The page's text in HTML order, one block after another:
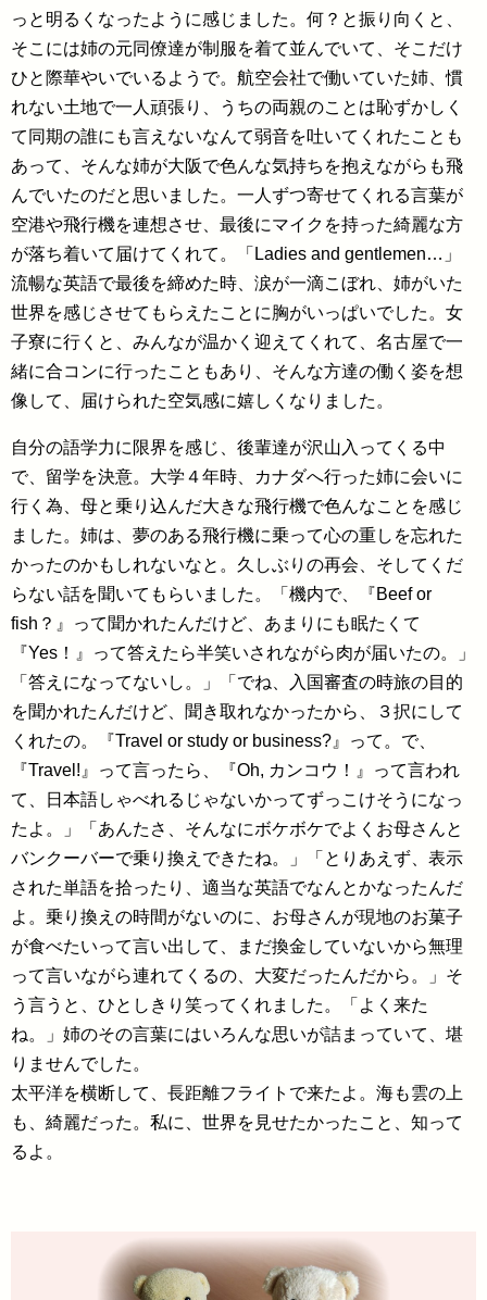
っと明るくなったように感じました。何？と振り向くと、
そこには姉の元同僚達が制服を着て並んでいて、そこだけ
ひと際華やいでいるようで。航空会社で働いていた姉、慣
れない土地で一人頑張り、うちの両親のことは恥ずかしく
て同期の誰にも言えないなんて弱音を吐いてくれたことも
あって、そんな姉が大阪で色んな気持ちを抱えながらも飛
んでいたのだと思いました。一人ずつ寄せてくれる言葉が
空港や飛行機を連想させ、最後にマイクを持った綺麗な方
が落ち着いて届けてくれて。「Ladies and gentlemen…」
流暢な英語で最後を締めた時、涙が一滴こぼれ、姉がいた
世界を感じさせてもらえたことに胸がいっぱいでした。女
子寮に行くと、みんなが温かく迎えてくれて、名古屋で一
緒に合コンに行ったこともあり、そんな方達の働く姿を想
像して、届けられた空気感に嬉しくなりました。
自分の語学力に限界を感じ、後輩達が沢山入ってくる中
で、留学を決意。大学４年時、カナダへ行った姉に会いに
行く為、母と乗り込んだ大きな飛行機で色んなことを感じ
ました。姉は、夢のある飛行機に乗って心の重しを忘れた
かったのかもしれないなと。久しぶりの再会、そしてくだ
らない話を聞いてもらいました。「機内で、『Beef or
fish？』って聞かれたんだけど、あまりにも眠たくて
『Yes！』って答えたら半笑いされながら肉が届いたの。」
「答えになってないし。」「でね、入国審査の時旅の目的
を聞かれたんだけど、聞き取れなかったから、３択にして
くれたの。『Travel or study or business?』って。で、
『Travel!』って言ったら、『Oh, カンコウ！』って言われ
て、日本語しゃべれるじゃないかってずっこけそうになっ
たよ。」「あんたさ、そんなにボケボケでよくお母さんと
バンクーバーで乗り換えできたね。」「とりあえず、表示
された単語を拾ったり、適当な英語でなんとかなったんだ
よ。乗り換えの時間がないのに、お母さんが現地のお菓子
が食べたいって言い出して、まだ換金していないから無理
って言いながら連れてくるの、大変だったんだから。」そ
う言うと、ひとしきり笑ってくれました。「よく来た
ね。」姉のその言葉にはいろんな思いが詰まっていて、堪
りませんでした。
太平洋を横断して、長距離フライトで来たよ。海も雲の上
も、綺麗だった。私に、世界を見せたかったこと、知って
るよ。